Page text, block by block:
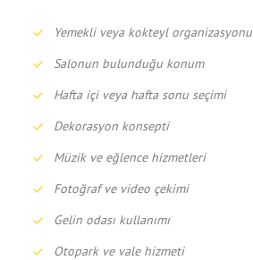
Yemekli veya kokteyl organizasyonu
Salonun bulunduğu konum
Hafta içi veya hafta sonu seçimi
Dekorasyon konsepti
Müzik ve eğlence hizmetleri
Fotoğraf ve video çekimi
Gelin odası kullanımı
Otopark ve vale hizmeti